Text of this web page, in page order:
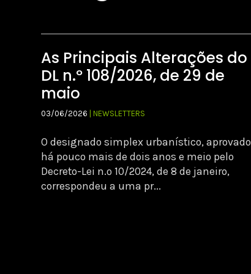
As Principais Alterações do
DL n.º 108/2026, de 29 de
maio
03/06/2026 | NEWSLETTERS
O designado simplex urbanístico, aprovado
há pouco mais de dois anos e meio pelo
Decreto-Lei n.º 10/2024, de 8 de janeiro,
correspondeu a uma pr...